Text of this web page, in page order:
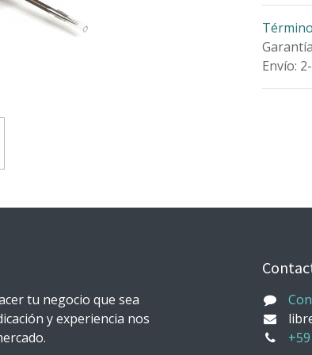
Envío:
tu negocio que sea
y experiencia nos